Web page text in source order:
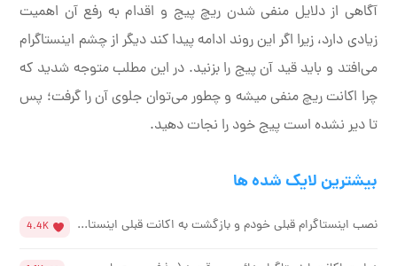
آگاهی از دلایل منفی شدن ریچ پیج و اقدام به رفع آن اهمیت
زیادی دارد، زیرا اگر این روند ادامه پیدا کند دیگر از چشم اینستاگرام
می‌افتد و باید قید آن پیج را بزنید. در این مطلب متوجه شدید که
چرا اکانت ریچ منفی میشه و چطور می‌توان جلوی آن را گرفت؛ پس
تا دیر نشده است پیج خود را نجات دهید.
بیشترین لایک شده ها
نصب اینستاگرام قبلی خودم و بازگشت به اکانت قبلی اینستا... 4.4K